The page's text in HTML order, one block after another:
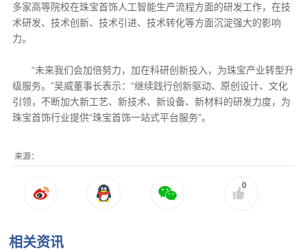
多家高等院校在珠宝首饰人工智能生产流程方面的研发工作，在技
术研发、技术创新、技术引进、技术转化等方面沉淀强大的影响
力。
“未来我们会加倍努力，加在科研创新投入，为珠宝产业转型升
级服务。”吴威董事长表示：“继续践行创新驱动、原创设计、文化
引领，不断加大新工艺、新技术、新设备、新材料的研发力度，为
珠宝首饰行业提供“珠宝首饰一站式平台服务”。
来源：
0
相关资讯